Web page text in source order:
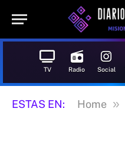
TV Radio Social
ESTAS EN: Home »